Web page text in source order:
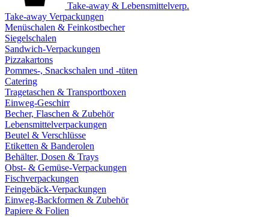
Take-away & Lebensmittelverp.
Take-away Verpackungen
Menüschalen & Feinkostbecher
Siegelschalen
Sandwich-Verpackungen
Pizzakartons
Pommes-, Snackschalen und -tüten
Catering
Tragetaschen & Transportboxen
Einweg-Geschirr
Becher, Flaschen & Zubehör
Lebensmittelverpackungen
Beutel & Verschlüsse
Etiketten & Banderolen
Behälter, Dosen & Trays
Obst- & Gemüse-Verpackungen
Fischverpackungen
Feingebäck-Verpackungen
Einweg-Backformen & Zubehör
Papiere & Folien